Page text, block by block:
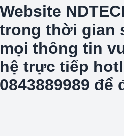
Website
trong thời gian
mọi thông tin
hệ trực tiếp
0843889989